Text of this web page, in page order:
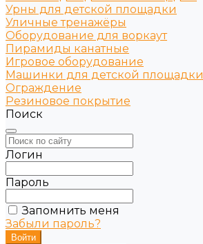
Урны для детской площадки
Уличные тренажёры
Оборудование для воркаут
Пирамиды канатные
Игровое оборудование
Машинки для детской площадки
Ограждение
Резиновое покрытие
Поиск
Логин
Пароль
Запомнить меня
Забыли пароль?